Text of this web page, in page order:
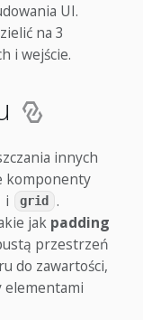
UI.
na 3
i wejście.
innych
komponenty
i grid
.
jak padding
przestrzeń
do zawartości,
elementami